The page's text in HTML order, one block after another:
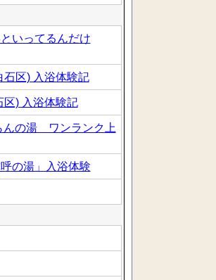
いってるんだけ
石区) 入浴体験記
区) 入浴体験記
んの湯 ワンランク上
の湯」入浴体験